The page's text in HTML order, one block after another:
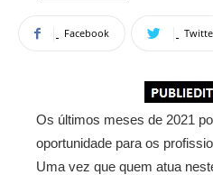
Facebook
Os últimos meses de 2021
oportunidade para os
Uma vez que quem atua